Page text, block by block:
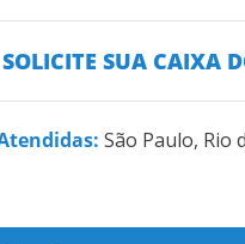
SOLICITE SUA CAIXA
São Paulo, Rio